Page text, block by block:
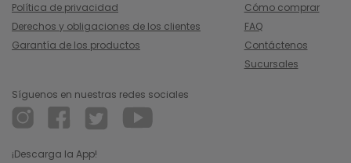
Política de privacidad
Derechos y obligaciones de los clientes
Garantía de los productos
Cómo comprar
FAQ
Contáctenos
Sucursales
Síguenos en nuestras redes sociales
¡Descarga la App!